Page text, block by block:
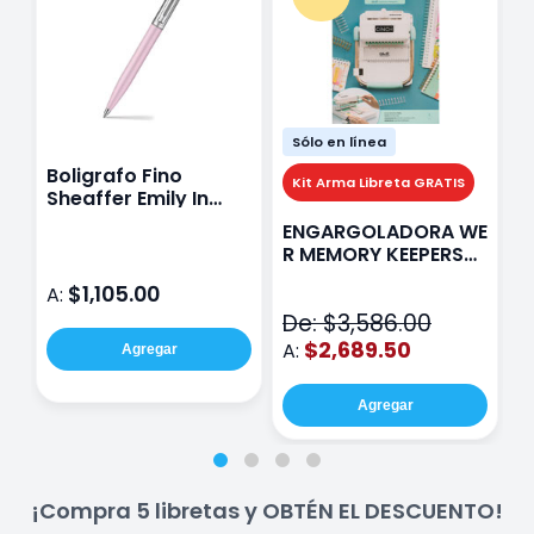
Boligrafo Fino
Sheaffer Emily In
A: $1,105.00
Agregar
Sólo en línea
Kit Arma Libreta GRATIS
ENGARGOLADORA WE
R MEMORY KEEPERS
De: $3,586.00
A: $2,689.50
Agregar
¡Compra 5 libretas y OBTÉN EL DESCUENTO!